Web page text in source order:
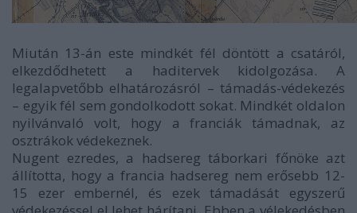
Miután 13-án este mindkét fél döntött a csatáról,
elkezdődhetett a haditervek kidolgozása. A
legalapvetőbb elhatározásról – támadás-védekezés
– egyik fél sem gondolkodott sokat. Mindkét oldalon
nyilvánvaló volt, hogy a franciák támadnak, az
osztrákok védekeznek.
Nugent ezredes, a hadsereg táborkari főnöke azt
állította, hogy a francia hadsereg nem erősebb 12-
15 ezer embernél, és ezek támadását egyszerű